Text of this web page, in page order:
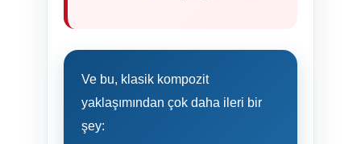
Ve bu, klasik kompozit
yaklaşımından çok daha ileri bir
şey: